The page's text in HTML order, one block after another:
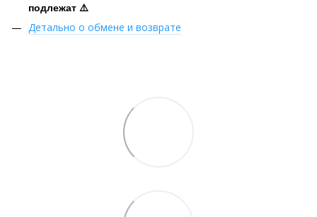
подлежат ⚠️
Детально о обмене и возврате